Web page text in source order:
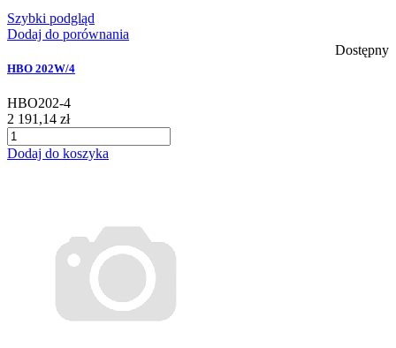
Szybki podgląd
Dodaj do porównania
Dostępny
HBO 202W/4
HBO202-4
2 191,14 zł
Dodaj do koszyka